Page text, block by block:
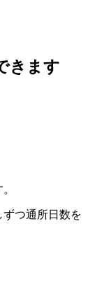
きます
つ通所日数を